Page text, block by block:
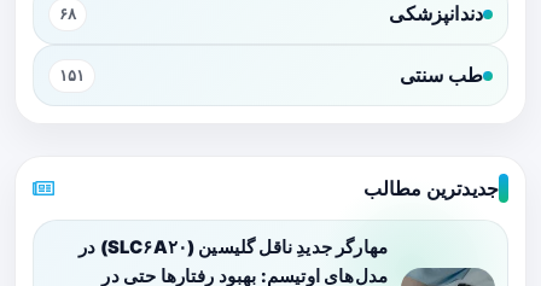
دندانپزشکی ۶۸
طب سنتی ۱۵۱
جدیدترین مطالب
مهارگر جدیدِ ناقل گلیسین (SLC۶A۲۰) در
مدل‌های اوتیسم: بهبود رفتارها حتی در